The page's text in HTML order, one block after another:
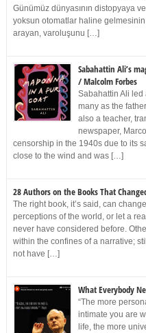
Günümüz dünyasının distopyaya
yoksun otomatlar haline
arayan, varoluşunu […]
Sabahattin Ali’s
/ Malcolm Forbes
Sabahattin Ali led
many as the
also a teacher,
newspaper,
censorship in the 1940s due to its
close to the wind and was […]
28 Authors on the Books That
The right book, it’s said, can
perceptions of the world, or let a
never have considered before.
within the confines of a narrative;
not have […]
What Everybody
“The more
intimate you are
life, the more